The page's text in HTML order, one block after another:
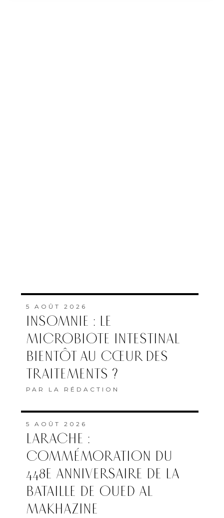
5 AOÛT 2026
INSOMNIE : LE
MICROBIOTE INTESTINAL
BIENTÔT AU CŒUR DES
TRAITEMENTS ?
PAR LA RÉDACTION
5 AOÛT 2026
LARACHE :
COMMÉMORATION DU
448E ANNIVERSAIRE DE LA
BATAILLE DE OUED AL
MAKHAZINE